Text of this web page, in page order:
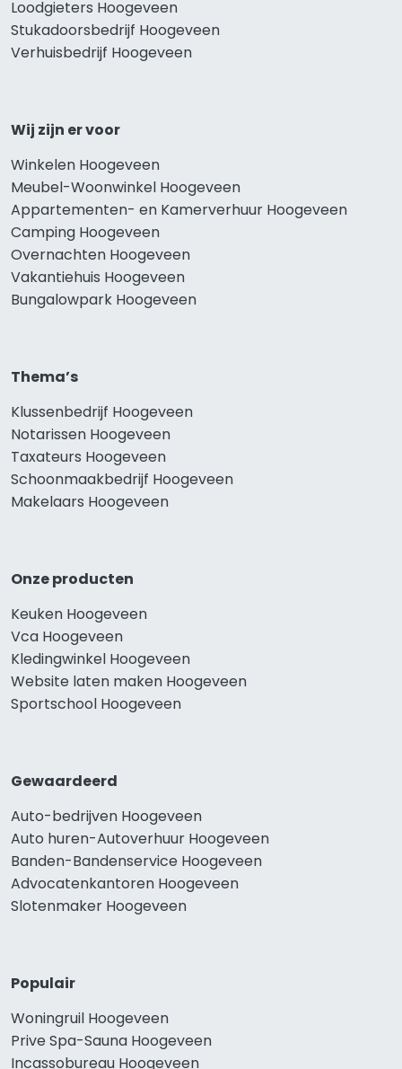
Loodgieters Hoogeveen
Stukadoorsbedrijf Hoogeveen
Verhuisbedrijf Hoogeveen
Wij zijn er voor
Winkelen Hoogeveen
Meubel-Woonwinkel Hoogeveen
Appartementen- en Kamerverhuur Hoogeveen
Camping Hoogeveen
Overnachten Hoogeveen
Vakantiehuis Hoogeveen
Bungalowpark Hoogeveen
Thema’s
Klussenbedrijf Hoogeveen
Notarissen Hoogeveen
Taxateurs Hoogeveen
Schoonmaakbedrijf Hoogeveen
Makelaars Hoogeveen
Onze producten
Keuken Hoogeveen
Vca Hoogeveen
Kledingwinkel Hoogeveen
Website laten maken Hoogeveen
Sportschool Hoogeveen
Gewaardeerd
Auto-bedrijven Hoogeveen
Auto huren-Autoverhuur Hoogeveen
Banden-Bandenservice Hoogeveen
Advocatenkantoren Hoogeveen
Slotenmaker Hoogeveen
Populair
Woningruil Hoogeveen
Prive Spa-Sauna Hoogeveen
Incassobureau Hoogeveen